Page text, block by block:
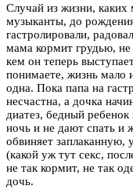
Случай из жизни,
музыканты, до
гастролировали,
мама кормит грудью, не
кем он теперь
понимаете, жизнь мало
одна. Пока папа на
несчастна, а дочка
диатез, бедный
ночь и не дают спать и
обвиняет
(какой уж тут секс,
не так кормит, не так
дочь.